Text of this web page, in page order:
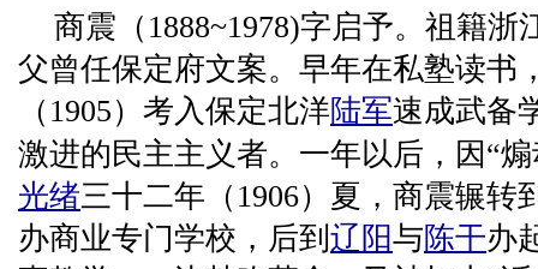
商震（1888~1978)字启予。祖籍浙
父曾任保定府文案。早年在私塾读书
（1905）考入保定北洋陆军速成武备
激进的民主主义者。一年以后，因“
光绪三十二年（1906）夏，商震辗转
办商业专门学校，后到 辽阳与陈干办